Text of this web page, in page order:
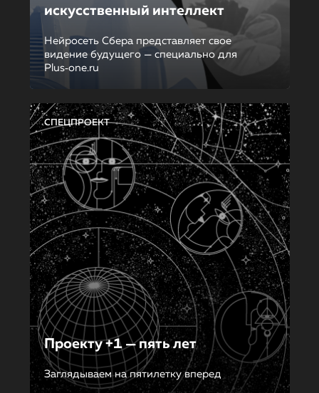
искусственный интеллект
Нейросеть Сбера представляет свое
видение будущего — специально для
Plus‑one.ru
СПЕЦПРОЕКТ
Проекту +1 — пять лет
Заглядываем на пятилетку вперед